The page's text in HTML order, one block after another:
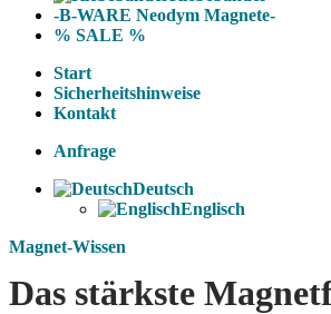
-B-WARE Neodym Magnete-
% SALE %
Start
Sicherheitshinweise
Kontakt
Anfrage
Deutsch
Englisch
Magnet-Wissen
Das stärkste